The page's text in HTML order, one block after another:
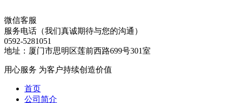
微信客服
服务电话（我们真诚期待与您的沟通）
0592-5281051
地址：厦门市思明区莲前西路699号301室
用心服务 为客户持续创造价值
首页
公司简介